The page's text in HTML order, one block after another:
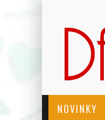
NOVINKY